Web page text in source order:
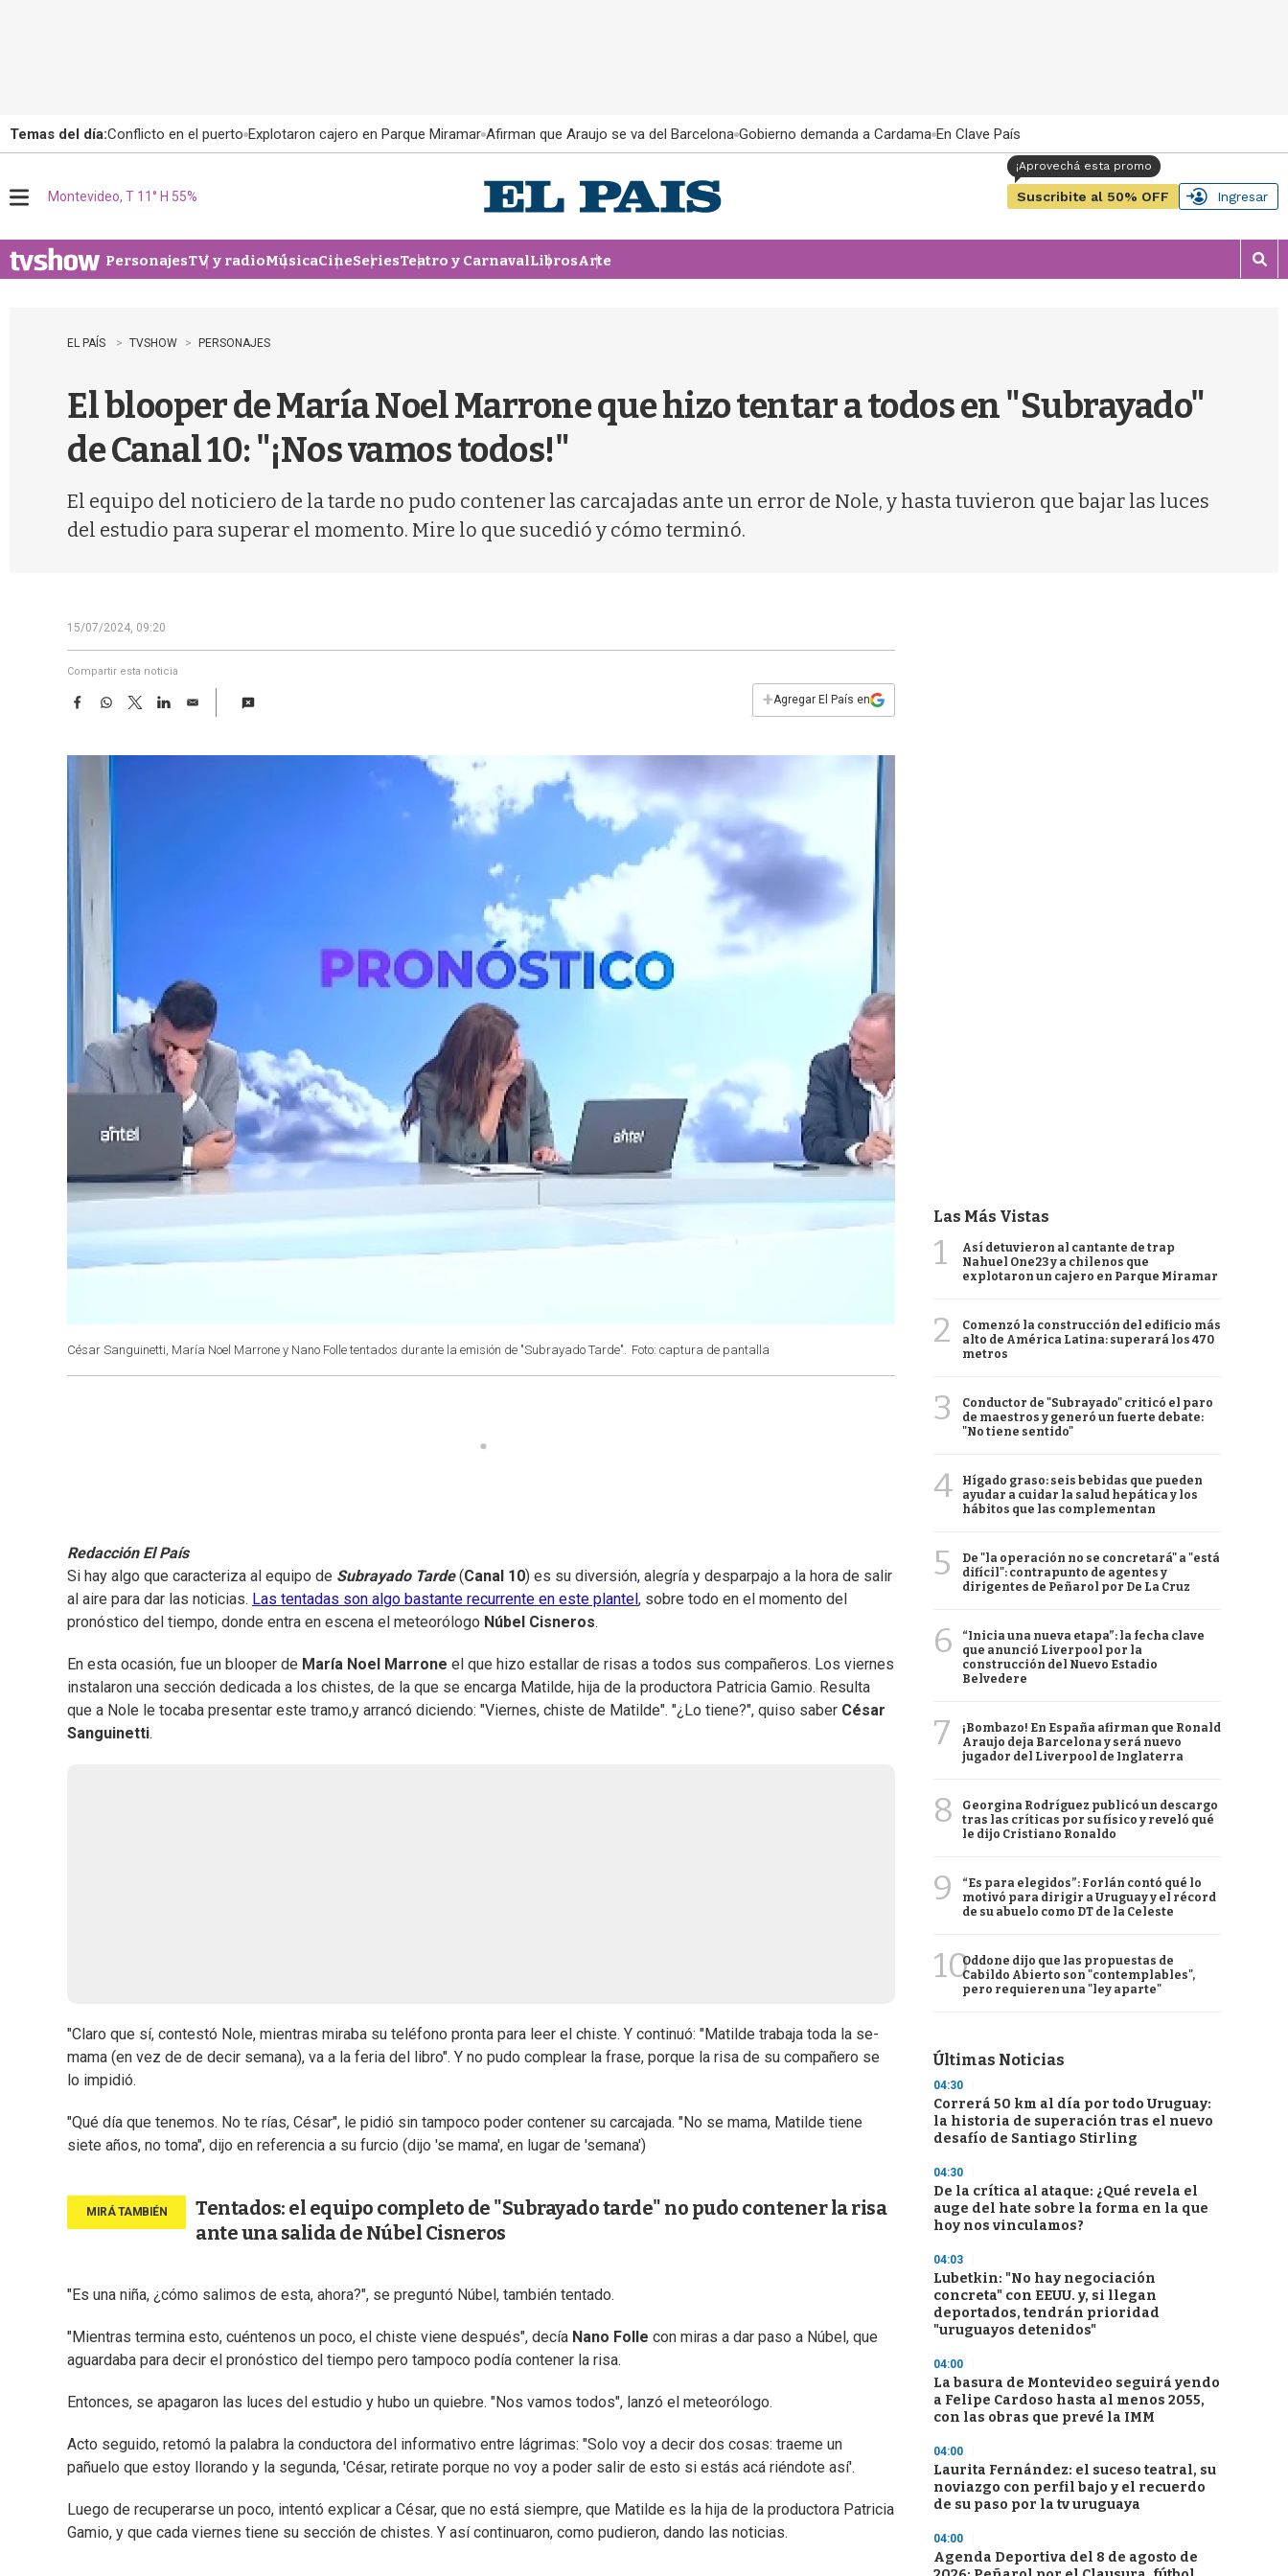
Temas del día:Conflicto en el puerto Explotaron cajero en Parque Miramar Afirman que Araujo se va del Barcelona Gobierno demanda a Cardama En Clave País
u
Montevideo, T 11° H 55% Suscribite al 50% OFF Ingresar
PersonajesTV y radioMúsicaCineSeriesTeatro y CarnavalLibrosArte
M
o
EL PAÍS TVSHOW PERSONAJES
El blooper de María Noel Marrone que hizo tentar a todos en "Subrayado"
de Canal 10: "¡Nos vamos todos!"
El equipo del noticiero de la tarde no pudo contener las carcajadas ante un error de Nole, y hasta tuvieron que bajar las luces
del estudio para superar el momento. Mire lo que sucedió y cómo terminó.
15/07/2024, 09:20
Compartir esta noticia
F
e
W
t
A
p
T
w
t
L
k
E
i
+Agregar El País en
César Sanguinetti, María Noel Marrone y Nano Folle tentados durante la emisión de "Subrayado Tarde". Foto: captura de pantalla
Redacción El País
Si hay algo que caracteriza al equipo de Subrayado Tarde(Canal 10) es su diversión, alegría y desparpajo a la hora de salir
al aire para dar las noticias. Las tentadas son algo bastante recurrente en este plantel , sobre todo en el momento del
pronóstico del tiempo, donde entra en escena el meteorólogo Núbel Cisneros.
En esta ocasión, fue un blooper de María Noel Marrone el que hizo estallar de risas a todos sus compañeros. Los viernes
instalaron una sección dedicada a los chistes, de la que se encarga Matilde, hija de la productora Patricia Gamio. Resulta
que a Nole le tocaba presentar este tramo,y arrancó diciendo: "Viernes, chiste de Matilde". "¿Lo tiene?", quiso saber César
Sanguinetti.
"Claro que sí, contestó Nole, mientras miraba su teléfono pronta para leer el chiste. Y continuó: "Matilde trabaja toda la se-
mama (en vez de de decir semana), va a la feria del libro". Y no pudo complear la frase, porque la risa de su compañero se
lo impidió.
"Qué día que tenemos. No te rías, César", le pidió sin tampoco poder contener su carcajada. "No se mama, Matilde tiene
siete años, no toma", dijo en referencia a su furcio (dijo 'se mama', en lugar de 'semana')
Tentados: el equipo completo de "Subrayado tarde" no pudo contener la risa
ante una salida de Núbel Cisneros
"Es una niña, ¿cómo salimos de esta, ahora?", se preguntó Núbel, también tentado.
"Mientras termina esto, cuéntenos un poco, el chiste viene después", decía Nano Folle con miras a dar paso a Núbel, que
aguardaba para decir el pronóstico del tiempo pero tampoco podía contener la risa.
Entonces, se apagaron las luces del estudio y hubo un quiebre. "Nos vamos todos", lanzó el meteorólogo.
Acto seguido, retomó la palabra la conductora del informativo entre lágrimas: "Solo voy a decir dos cosas: traeme un
pañuelo que estoy llorando y la segunda, 'César, retirate porque no voy a poder salir de esto si estás acá riéndote así'.
Luego de recuperarse un poco, intentó explicar a César, que no está siempre, que Matilde es la hija de la productora Patricia
Gamio, y que cada viernes tiene su sección de chistes. Y así continuaron, como pudieron, dando las noticias.
Las Más Vistas
1
Así detuvieron al cantante de trap
Nahuel One23 y a chilenos que
explotaron un cajero en Parque Miramar
2
Comenzó la construcción del edificio más
alto de América Latina: superará los 470
metros
3
Conductor de "Subrayado" criticó el paro
de maestros y generó un fuerte debate:
"No tiene sentido"
4
Hígado graso: seis bebidas que pueden
ayudar a cuidar la salud hepática y los
hábitos que las complementan
5
De "la operación no se concretará" a "está
difícil": contrapunto de agentes y
dirigentes de Peñarol por De La Cruz
6
“Inicia una nueva etapa”: la fecha clave
que anunció Liverpool por la
construcción del Nuevo Estadio
Belvedere
7
¡Bombazo! En España afirman que Ronald
Araujo deja Barcelona y será nuevo
jugador del Liverpool de Inglaterra
8
Georgina Rodríguez publicó un descargo
tras las críticas por su físico y reveló qué
le dijo Cristiano Ronaldo
9
“Es para elegidos”: Forlán contó qué lo
motivó para dirigir a Uruguay y el récord
de su abuelo como DT de la Celeste
10Oddone dijo que las propuestas de
Cabildo Abierto son "contemplables",
pero requieren una "ley aparte"
Últimas Noticias
04:30
Correrá 50 km al día por todo Uruguay:
la historia de superación tras el nuevo
desafío de Santiago Stirling
04:30
De la crítica al ataque: ¿Qué revela el
auge del hate sobre la forma en la que
hoy nos vinculamos?
04:03
Lubetkin: "No hay negociación
concreta" con EEUU. y, si llegan
deportados, tendrán prioridad
"uruguayos detenidos"
04:00
La basura de Montevideo seguirá yendo
a Felipe Cardoso hasta al menos 2055,
con las obras que prevé la IMM
04:00
Laurita Fernández: el suceso teatral, su
noviazgo con perfil bajo y el recuerdo
de su paso por la tv uruguaya
04:00
Agenda Deportiva del 8 de agosto de